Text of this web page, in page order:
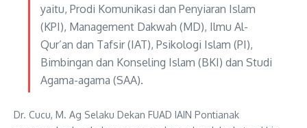
yaitu, Prodi Komunikasi dan Penyiaran Islam
(KPI), Management Dakwah (MD), Ilmu Al-
Qur’an dan Tafsir (IAT), Psikologi Islam (PI),
Bimbingan dan Konseling Islam (BKI) dan Studi
Agama-agama (SAA).
Dr. Cucu, M. Ag Selaku Dekan FUAD IAIN Pontianak